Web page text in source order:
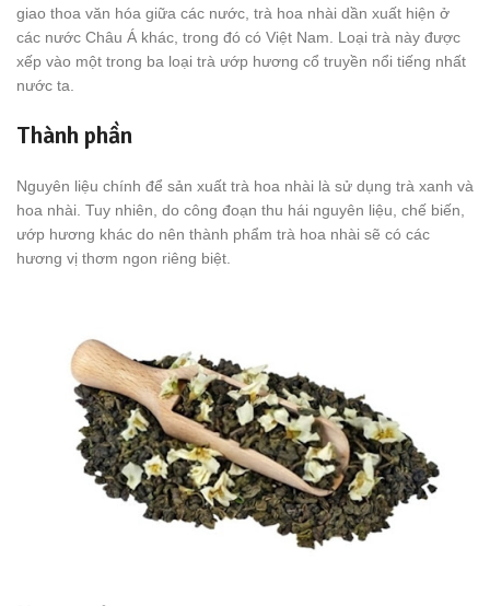
giao thoa văn hóa giữa các nước, trà hoa nhài dần xuất hiện ở
các nước Châu Á khác, trong đó có Việt Nam. Loại trà này được
xếp vào một trong ba loại trà ướp hương cổ truyền nổi tiếng nhất
nước ta.
Thành phần
Nguyên liệu chính để sản xuất trà hoa nhài là sử dụng trà xanh và
hoa nhài. Tuy nhiên, do công đoạn thu hái nguyên liệu, chế biến,
ướp hương khác do nên thành phẩm trà hoa nhài sẽ có các
hương vị thơm ngon riêng biệt.